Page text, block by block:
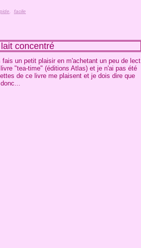
facile
concentré
fais un petit plaisir en m'achetant un peu de lect
"tea-time" (éditions Atlas) et je n'ai pas été
de ce livre me plaisent et je dois dire que